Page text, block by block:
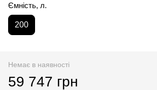
Ємність, л.
200
Немає в наявності
59 747 грн